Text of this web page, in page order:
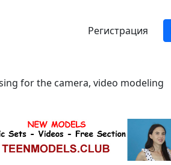
Регистрация
for the camera, video modeling